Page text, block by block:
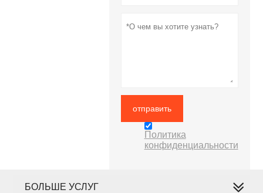
отправить
Политика
конфиденциальности
БОЛЬШЕ УСЛУГ